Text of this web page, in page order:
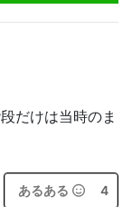
だけは当時のま
あるある 4